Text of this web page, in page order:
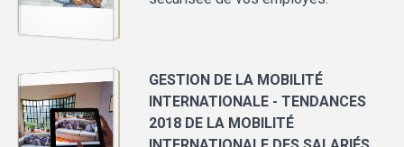
GESTION DE LA MOBILITÉ
INTERNATIONALE - TENDANCES
2018 DE LA MOBILITÉ